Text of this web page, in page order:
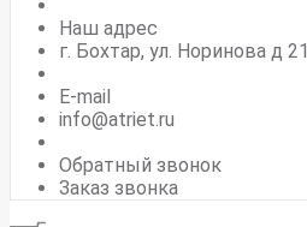
Наш адрес
г. Бохтар, ул. Норинова д 21
E-mail
info@atriet.ru
Обратный звонок
Заказ звонка